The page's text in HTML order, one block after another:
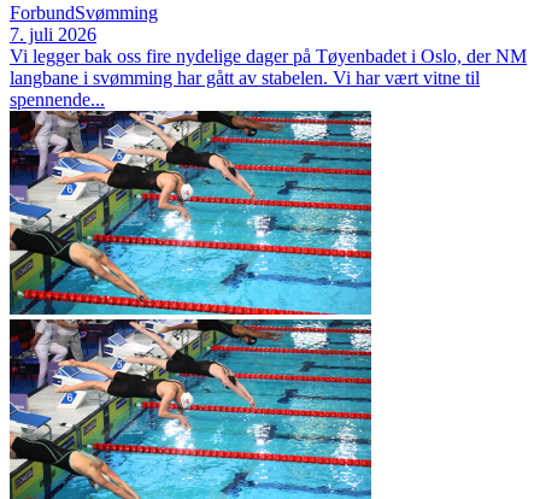
ForbundSvømming
7. juli 2026
Vi legger bak oss fire nydelige dager på Tøyenbadet i Oslo, der NM
langbane i svømming har gått av stabelen. Vi har vært vitne til
spennende...